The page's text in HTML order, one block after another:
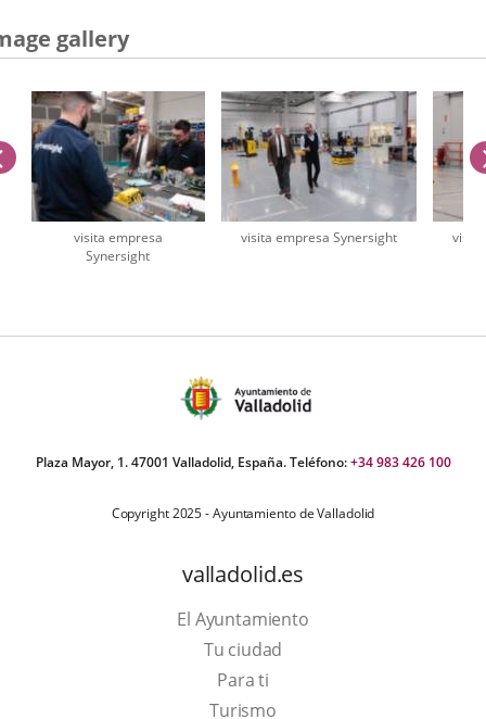
aplicación
gallery
visita empresa
Synersight
visita empresa Synersight
previus
Plaza Mayor, 1. 47001 Valladolid, España. Teléfono:+34 983 426 100
Copyright 2025 - Ayuntamiento de Valladolid
valladolid.es
El Ayuntamiento
Tu ciudad
Para ti
TurismoThis